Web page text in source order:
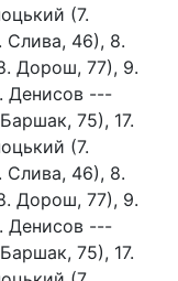
(7.
Слива, 46), 8.
Дорош, 77), 9.
Денисов ---
75), 17.
(7.
Слива, 46), 8.
Дорош, 77), 9.
Денисов ---
75), 17.